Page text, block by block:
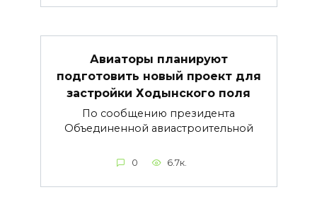
Авиаторы планируют
подготовить новый проект для
застройки Ходынского поля
По сообщению президента
Объединенной авиастроительной
0 6.7к.